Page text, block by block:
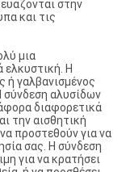
στην
και τις
μια
ελκυστική. Η
ή γαλβανισμένος
σύνδεση αλυσίδων
διαφορετικά
την αισθητική
προστεθούν για να
σας. Η σύνδεση
για να κρατήσει